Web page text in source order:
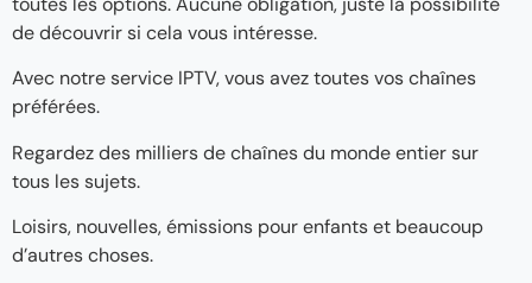
de découvrir si cela vous intéresse.
Avec notre service IPTV, vous avez toutes vos chaînes
préférées.
Regardez des milliers de chaînes du monde entier sur
tous les sujets.
Loisirs, nouvelles, émissions pour enfants et beaucoup
d’autres choses.